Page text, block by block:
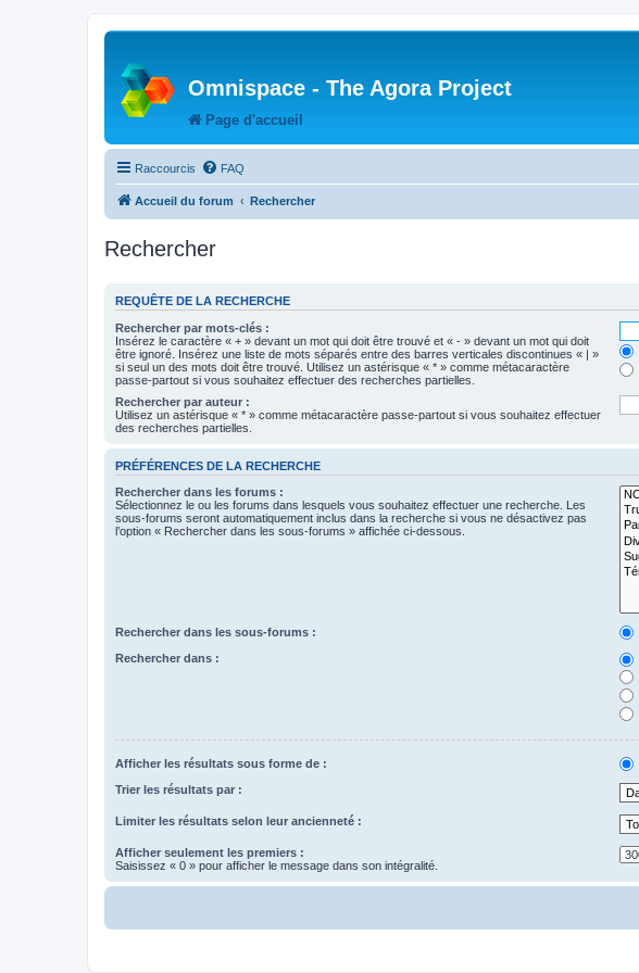
Omnispace - The Agora Project
Page d'accueil
Raccourcis FAQ
Accueil du forum Rechercher
Rechercher
REQUÊTE DE LA RECHERCHE
Rechercher par mots-clés :
Insérez le caractère « + » devant un mot qui doit être trouvé et « - » devant un mot qui doit
être ignoré. Insérez une liste de mots séparés entre des barres verticales discontinues « | »
si seul un des mots doit être trouvé. Utilisez un astérisque « * » comme métacaractère
passe-partout si vous souhaitez effectuer des recherches partielles.
Rechercher par auteur :
Utilisez un astérisque « * » comme métacaractère passe-partout si vous souhaitez effectuer
des recherches partielles.
PRÉFÉRENCES DE LA RECHERCHE
Rechercher dans les forums :
Sélectionnez le ou les forums dans lesquels vous souhaitez effectuer une recherche. Les
sous-forums seront automatiquement inclus dans la recherche si vous ne désactivez pas
l’option « Rechercher dans les sous-forums » affichée ci-dessous.
Rechercher dans les sous-forums :
Rechercher dans :
Afficher les résultats sous forme de :
Trier les résultats par :
Limiter les résultats selon leur ancienneté :
Afficher seulement les premiers :
Saisissez « 0 » pour afficher le message dans son intégralité.